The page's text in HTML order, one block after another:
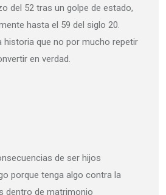
del 52 tras un golpe de estado,
hasta el 59 del siglo 20.
historia que no por mucho repetir
en verdad.
de ser hijos
porque tenga algo contra la
dentro de matrimonio